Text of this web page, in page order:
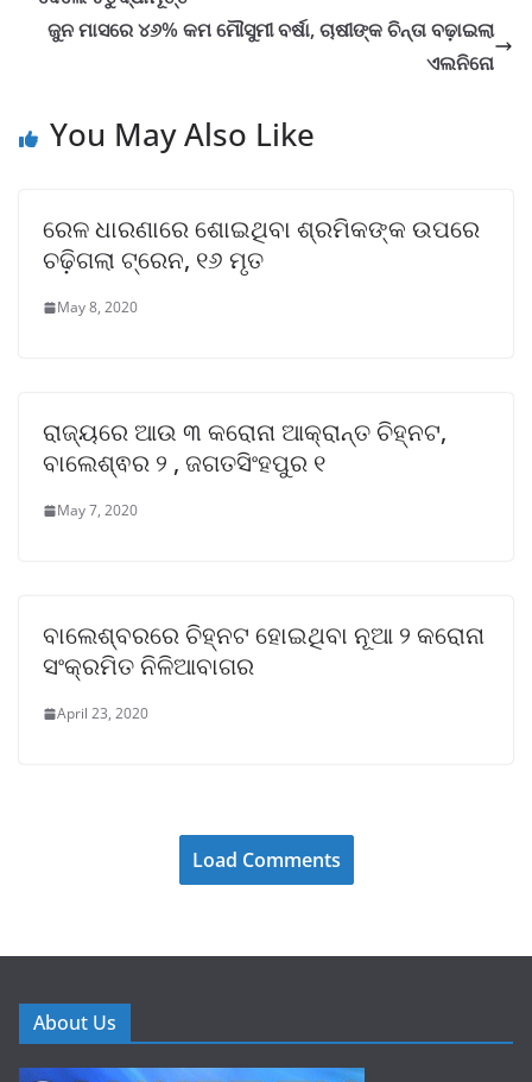
ଜୁନ ମାସରେ ୪୬% କମ ମୌସୁମୀ ବର୍ଷା, ଚାଷୀଙ୍କ ଚିନ୍ତା ବଢ଼ାଇଲା
ଏଲନିନୋ
You May Also Like
ରେଳ ଧାରଣାରେ ଶୋଇଥିବା ଶ୍ରମିକଙ୍କ ଉପରେ
ଚଢ଼ିଗଲା ଟ୍ରେନ, ୧୬ ମୃତ
May 8, 2020
ରାଜ୍ୟରେ ଆଉ ୩ କରୋନା ଆକ୍ରାନ୍ତ ଚିହ୍ନଟ,
ବାଲେଶ୍ଵର ୨ , ଜଗତସିଂହପୁର ୧
May 7, 2020
ବାଲେଶ୍ବରରେ ଚିହ୍ନଟ ହୋଇଥିବା ନୂଆ ୨ କରୋନା
ସଂକ୍ରମିତ ନିଳିଆବାଗର
April 23, 2020
Load Comments
About Us